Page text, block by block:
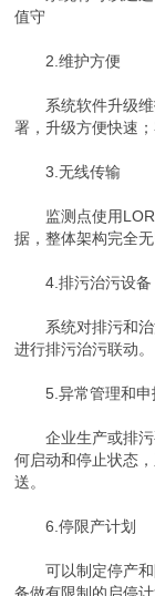
值守
2.维护方便
系统软件升级维
署，升级方便快速
3.无线传输
监测点使用LORA
据，整体架构完全无
4.排污治污设备
系统对排污和治
进行排污治污联动。
5.异常管理和申
企业生产或排污
何启动和停止状态
送。
6.停限产计划
可以制定停产和